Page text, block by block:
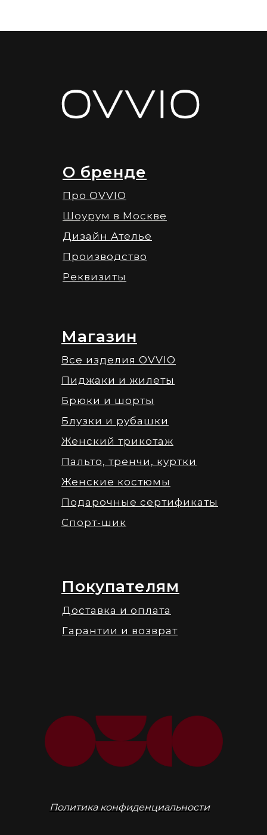
Про OVVIO
Шоурум в Москве
Дизайн Ателье
Производство
Реквизиты
О бренде
Доставка и оплата
Гарантии и возврат
Покупателям
Все изделия OVVIO
Пиджаки и жилеты
Брюки и шорты
Блузки и рубашки
Женский трикотаж
Пальто, тренчи, куртки
Женские костюмы
Подарочные сертификаты
Спорт-шик
Магазин
Политика конфиденциальности